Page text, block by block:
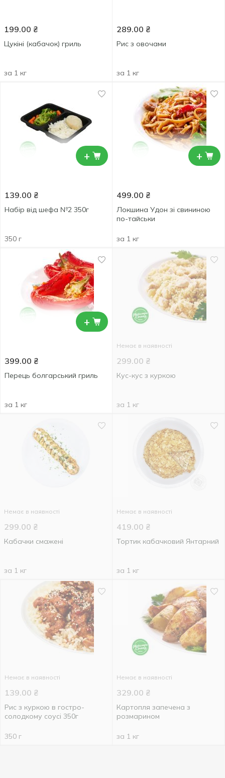
199.00 ₴
Цукіні (кабачок) гриль
за 1 кг
289.00 ₴
Рис з овочами
за 1 кг
+
139.00 ₴
Набір від шефа №2 350г
350 г
+
499.00 ₴
Локшина Удон зі свининою
по-тайськи
за 1 кг
+
399.00 ₴
Перець болгарський гриль
за 1 кг
Немає в наявності
299.00 ₴
Кус-кус з куркою
за 1 кг
Немає в наявності
299.00 ₴
Кабачки смажені
за 1 кг
Немає в наявності
419.00 ₴
Тортик кабачковий Янтарний
за 1 кг
Немає в наявності
139.00 ₴
Рис з куркою в гостро-
солодкому соусі 350г
350 г
Немає в наявності
329.00 ₴
Картопля запечена з
розмарином
за 1 кг